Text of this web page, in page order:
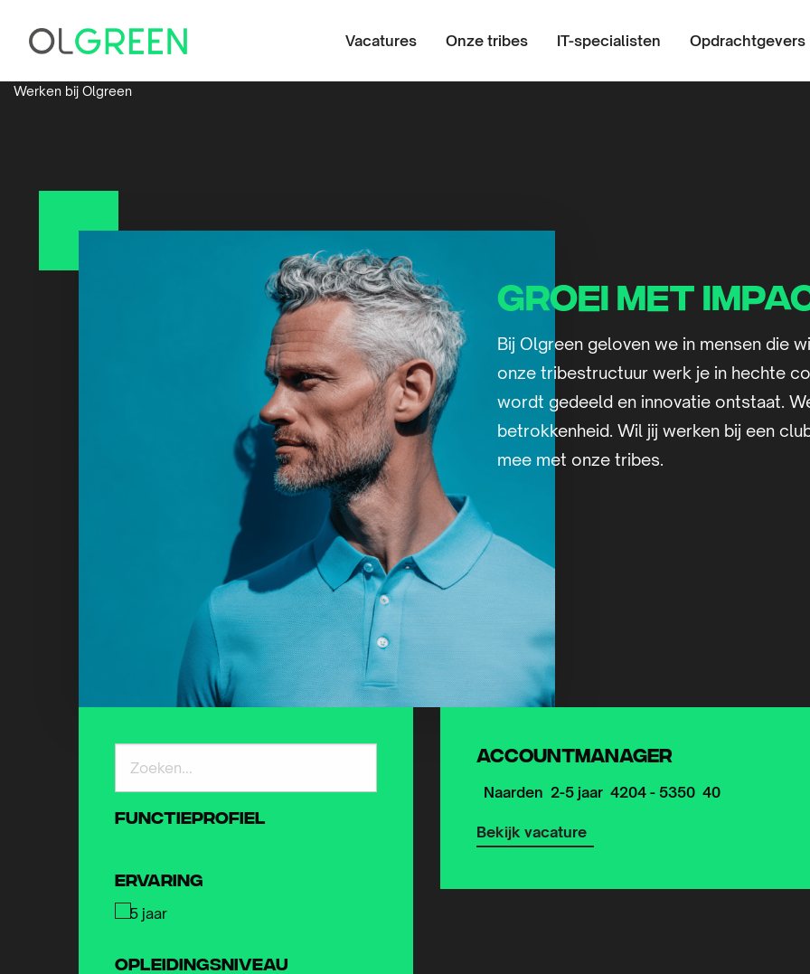
Vacatures Onze tribes IT-specialisten Opdrachtgevers
Werken bij Olgreen
Groei met
Bij Olgreen geloven we in mensen die
onze tribestructuur werk je in hechte
wordt gedeeld en innovatie ontstaat.
betrokkenheid. Wil jij werken bij een
mee met onze tribes.
Functieprofiel
Ervaring
2-5 jaar
Opleidingsniveau
Accountmanager
Naarden 2-5 jaar 4204 - 5350 40
Bekijk vacature